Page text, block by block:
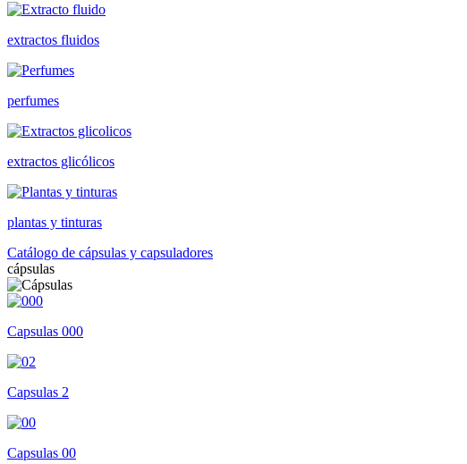
extractos fluidos
perfumes
extractos glicólicos
plantas y tinturas
Catálogo de cápsulas y capsuladores
cápsulas
Capsulas 000
Capsulas 2
Capsulas 00